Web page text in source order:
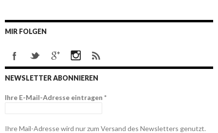
MIR FOLGEN
NEWSLETTER ABONNIEREN
Ihre E-Mail-Adresse eintragen *
Ihre Mail-Adresse wird nur zum Versand des Newsletters genutzt.